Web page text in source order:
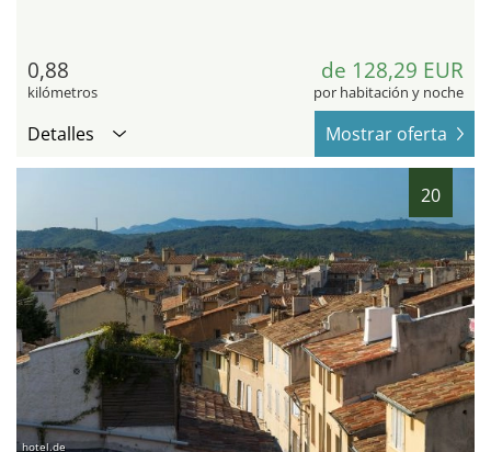
0,88
kilómetros
de 128,29 EUR
por habitación y noche
Detalles Mostrar oferta
20
hotel.de